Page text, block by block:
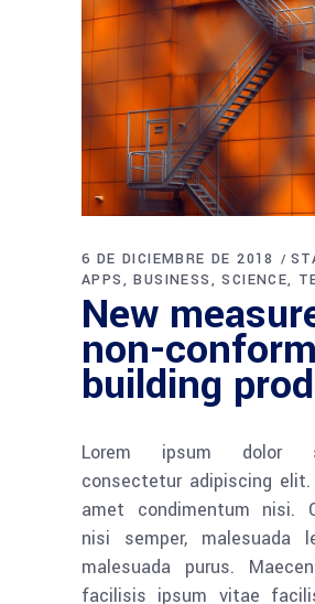
6 DE DICIEMBRE DE 2018
APPS
BUSINESS SCIENCE
New
non-
building
Lorem ipsum dolor
consectetur adipiscing
amet condimentum nisi.
nisi semper, malesuada
malesuada purus.
facilisis ipsum vitae